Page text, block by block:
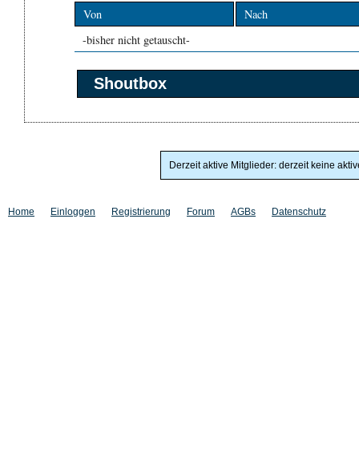
Von
Nach
-bisher nicht getauscht-
Shoutbox
Derzeit aktive Mitglieder: derzeit keine
Home Einloggen Registrierung Forum AGBs Datenschutz